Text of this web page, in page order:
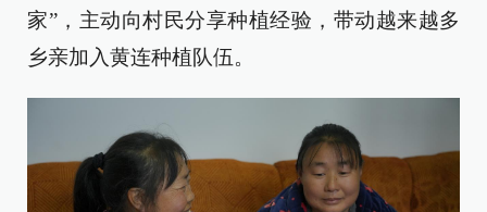
家”，主动向村民分享种植经验，带动越来越多
乡亲加入黄连种植队伍。